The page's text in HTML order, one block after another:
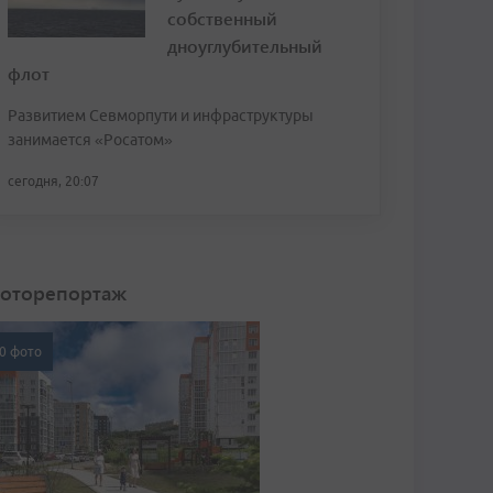
собственный
дноуглубительный
флот
Развитием Севморпути и инфраструктуры
занимается «Росатом»
сегодня, 20:07
фото